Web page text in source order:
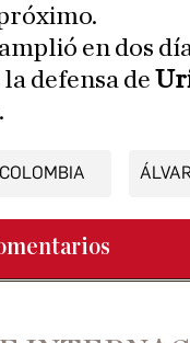
en dos
defensa de
COLOMBIA